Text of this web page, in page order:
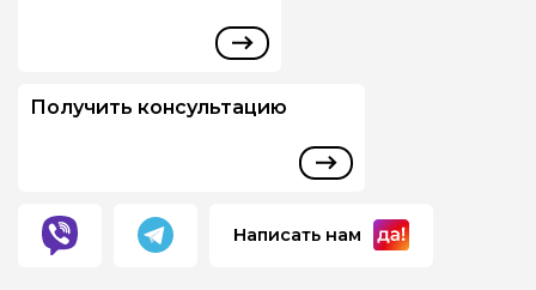
Получить консультацию
Написать нам